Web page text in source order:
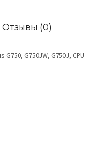
Отзывы (0)
G750JW, G750J, CPU